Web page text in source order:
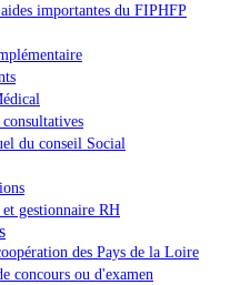
importantes du FIPHFP
consultatives
du conseil Social
gestionnaire RH
des Pays de la Loire
concours ou d'examen